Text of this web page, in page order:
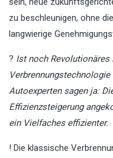
zu beschleunigen, ohne
langwierige
? Ist noch
Autoexperten sagen ja:
Effizienzsteigerung
ein Vielfaches effizienter.
! Die klassische